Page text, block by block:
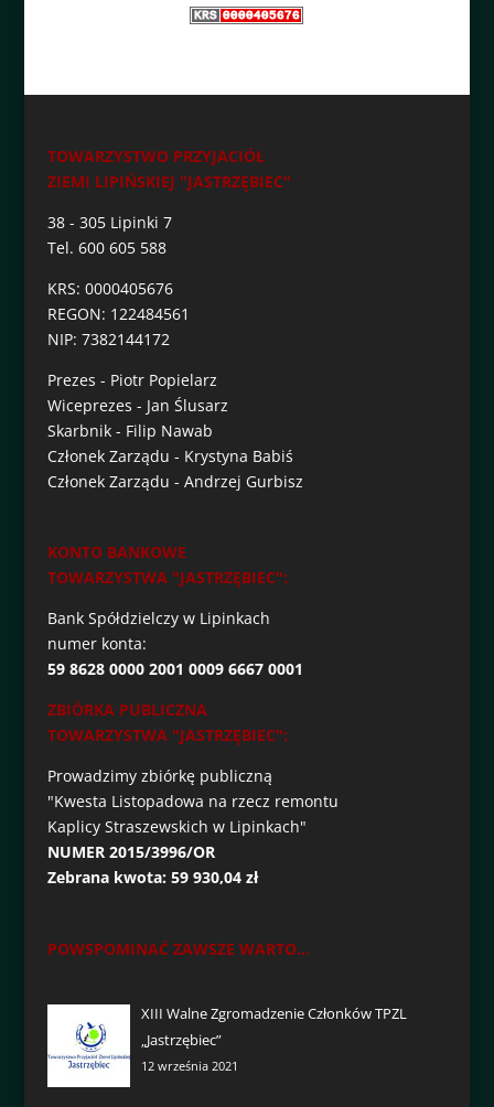
TOWARZYSTWO PRZYJACIÓŁ
ZIEMI LIPIŃSKIEJ "JASTRZĘBIEC"
38 - 305 Lipinki 7
Tel. 600 605 588
KRS: 0000405676
REGON: 122484561
NIP: 7382144172
Prezes - Piotr Popielarz
Wiceprezes - Jan Ślusarz
Skarbnik - Filip Nawab
Członek Zarządu - Krystyna Babiś
Członek Zarządu - Andrzej Gurbisz
KONTO BANKOWE
TOWARZYSTWA "JASTRZĘBIEC":
Bank Spółdzielczy w Lipinkach
numer konta:
59 8628 0000 2001 0009 6667 0001
ZBIÓRKA PUBLICZNA
TOWARZYSTWA "JASTRZĘBIEC":
Prowadzimy zbiórkę publiczną
"Kwesta Listopadowa na rzecz remontu
Kaplicy Straszewskich w Lipinkach"
NUMER 2015/3996/OR
Zebrana kwota: 59 930,04 zł
POWSPOMINAĆ ZAWSZE WARTO...
XIII Walne Zgromadzenie Członków TPZL
„Jastrzębiec”
12 września 2021